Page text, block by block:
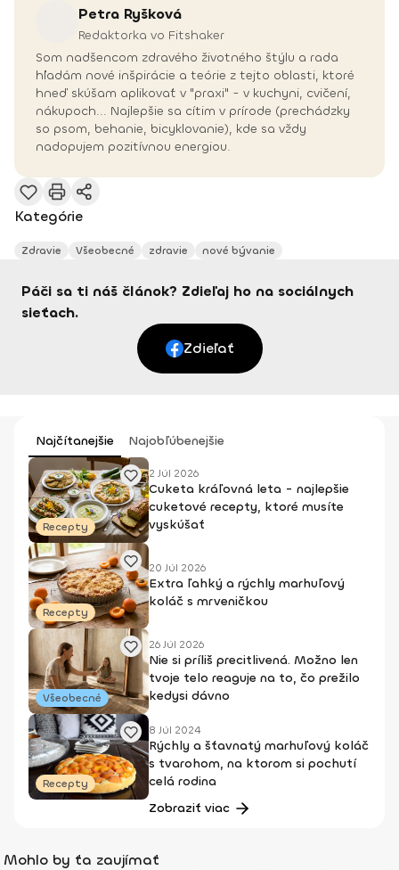
Petra Ryšková
Redaktorka vo Fitshaker
Som nadšencom zdravého životného štýlu a rada
hľadám nové inšpirácie a teórie z tejto oblasti, ktoré
hneď skúšam aplikovať v "praxi" - v kuchyni, cvičení,
nákupoch... Najlepšie sa cítim v prírode (prechádzky
so psom, behanie, bicyklovanie), kde sa vždy
nadopujem pozitívnou energiou.
Kategórie
Zdravie Všeobecné zdravie nové bývanie
Páči sa ti náš článok? Zdieľaj ho na sociálnych
sieťach.
Zdieľať
Najčítanejšie Najobľúbenejšie
Recepty
2 Júl 2026
Cuketa kráľovná leta - najlepšie
cuketové recepty, ktoré musíte
vyskúšať
Recepty
20 Júl 2026
Extra ľahký a rýchly marhuľový
koláč s mrveničkou
Všeobecné
26 Júl 2026
Nie si príliš precitlivená. Možno len
tvoje telo reaguje na to, čo prežilo
kedysi dávno
Recepty
8 Júl 2024
Rýchly a šťavnatý marhuľový koláč
s tvarohom, na ktorom si pochutí
celá rodina
Zobraziť viac
Mohlo by ťa zaujímať